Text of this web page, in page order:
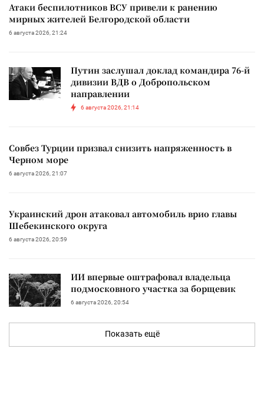
Атаки беспилотников ВСУ привели к ранению
мирных жителей Белгородской области
6 августа 2026, 21:24
Путин заслушал доклад командира 76-й
дивизии ВДВ о Добропольском
направлении
6 августа 2026, 21:14
Совбез Турции призвал снизить напряженность в
Черном море
6 августа 2026, 21:07
Украинский дрон атаковал автомобиль врио главы
Шебекинского округа
6 августа 2026, 20:59
ИИ впервые оштрафовал владельца
подмосковного участка за борщевик
6 августа 2026, 20:54
Показать ещё